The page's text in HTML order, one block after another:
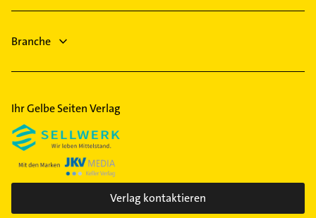
Sauerlach
München
Immobilien
Rohrreinigung
Phoniatrie
Branche
Ihr Gelbe Seiten Verlag
Verlag kontaktieren